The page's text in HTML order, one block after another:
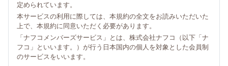
定められています。
本サービスの利用に際しては、本規約の全文をお読みいただいた
上で、本規約に同意いただく必要があります。
「ナフコメンバーズサービス」とは、株式会社ナフコ（以下「ナ
フコ」といいます。）が行う日本国内の個人を対象とした会員制
のサービスをいいます。